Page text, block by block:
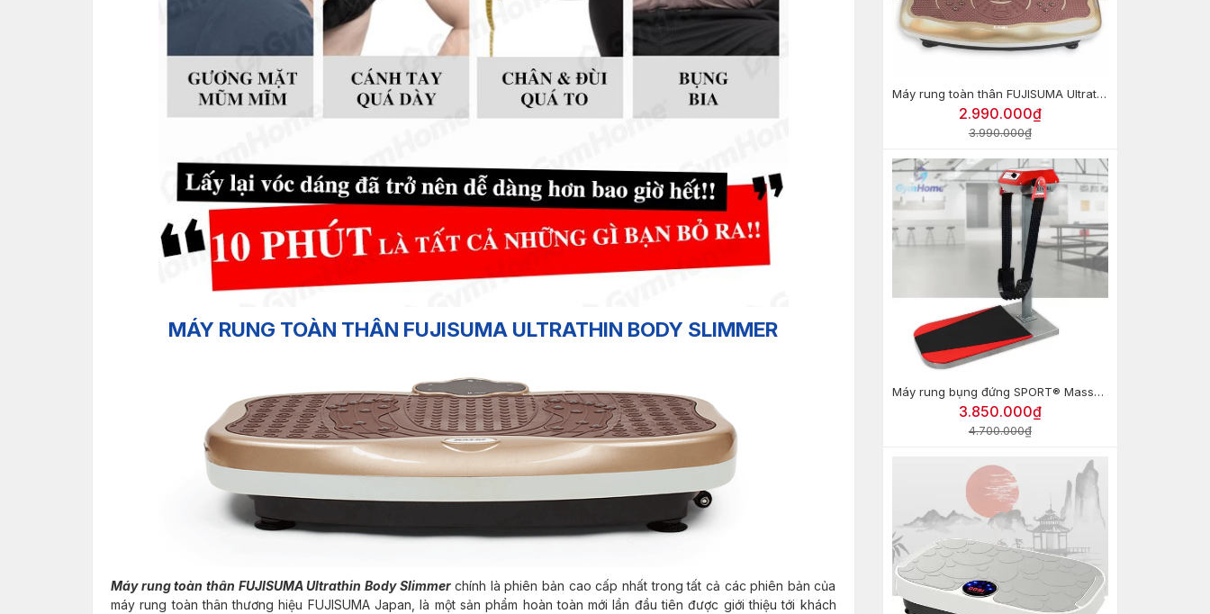
MÁY RUNG TOÀN THÂN FUJISUMA ULTRATHIN BODY SLIMMER
Máy rung toàn thân FUJISUMA Ultrathin Body Slimmerchính là phiên bản cao cấp nhất trong tất cả các phiên bản của
máy rung toàn thân thương hiệu FUJISUMA Japan, là một sản phẩm hoàn toàn mới lần đầu tiên được giới thiệu tới khách
Máy rung toàn thân FUJISUMA Ultrathin Body Slimmer (Bản đặc biệt)
2.990.000₫
3.990.000₫
Máy rung bụng đứng SPORT® Massage
3.850.000₫
4.700.000₫